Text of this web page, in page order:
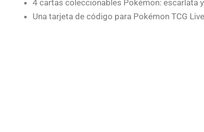
4 cartas coleccionables Pokémon: escarlata
Una tarjeta de código para Pokémon TCG Live